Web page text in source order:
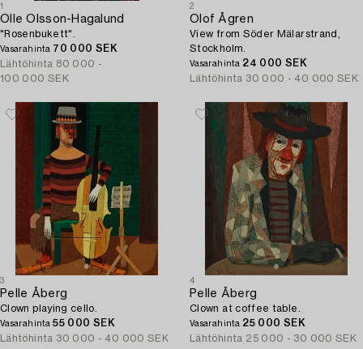
1
Olle Olsson-Hagalund
"Rosenbukett".
Vasarahinta 70 000 SEK
Lähtöhinta 80 000 -
100 000 SEK
2
Olof Ågren
View from Söder Mälarstrand,
Stockholm.
Vasarahinta 24 000 SEK
Lähtöhinta 30 000 - 40 000 SEK
3
Pelle Åberg
Clown playing cello.
Vasarahinta55 000 SEK
Lähtöhinta 30 000 - 40 000 SEK
4
Pelle Åberg
Clown at coffee table.
Vasarahinta 25 000 SEK
Lähtöhinta 25 000 - 30 000 SEK